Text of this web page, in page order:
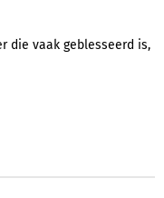
die vaak geblesseerd is,